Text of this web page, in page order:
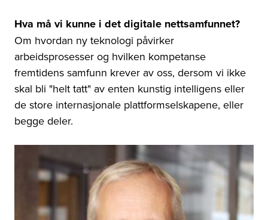
Hva må vi kunne i det digitale nettsamfunnet?
Om hvordan ny teknologi påvirker
arbeidsprosesser og hvilken kompetanse
fremtidens samfunn krever av oss, dersom vi ikke
skal bli "helt tatt" av enten kunstig intelligens eller
de store internasjonale plattformselskapene, eller
begge deler.